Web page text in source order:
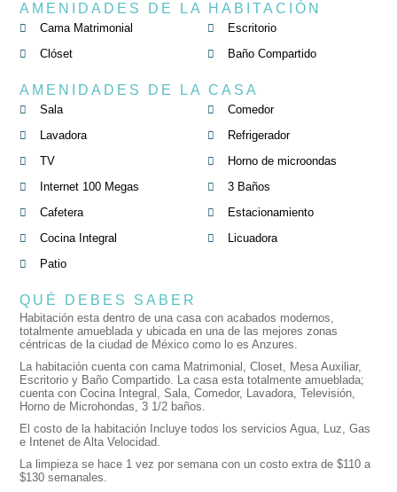
AMENIDADES DE LA HABITACIÓN
Cama Matrimonial
Escritorio
Clóset
Baño Compartido
AMENIDADES DE LA CASA
Sala
Comedor
Lavadora
Refrigerador
TV
Horno de microondas
Internet 100 Megas
3 Baños
Cafetera
Estacionamiento
Cocina Integral
Licuadora
Patio
QUÉ DEBES SABER
Habitación esta dentro de una casa con acabados modernos,
totalmente amueblada y ubicada en una de las mejores zonas
céntricas de la ciudad de México como lo es Anzures.
La habitación cuenta con cama Matrimonial, Closet, Mesa Auxiliar,
Escritorio y Baño Compartido. La casa esta totalmente amueblada;
cuenta con Cocina Integral, Sala, Comedor, Lavadora, Televisión,
Horno de Microhondas, 3 1/2 baños.
El costo de la habitación Incluye todos los servicios Agua, Luz, Gas
e Intenet de Alta Velocidad.
La limpieza se hace 1 vez por semana con un costo extra de $110 a
$130 semanales.